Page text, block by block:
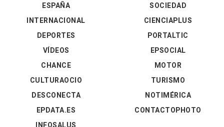
ESPAÑA
INTERNACIONAL
DEPORTES
VÍDEOS
SOCIEDAD
CIENCIAPLUS
PORTALTIC
EPSOCIAL
CHANCE
CULTURAOCIO
DESCONECTA
EPDATA.ES
MOTOR
TURISMO
NOTIMÉRICA
CONTACTOPHOTO